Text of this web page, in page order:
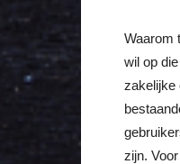
Waarom
wil op
zakelijke
zijn.